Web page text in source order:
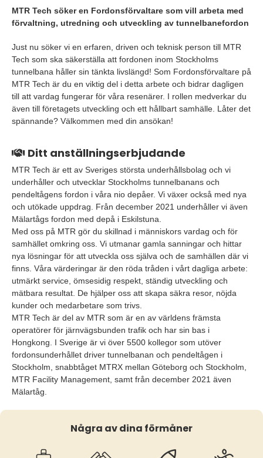
MTR Tech söker en Fordonsförvaltare som vill arbeta med
förvaltning, utredning och utveckling av tunnelbanefordon
Just nu söker vi en erfaren, driven och teknisk person till MTR
Tech som ska säkerställa att fordonen inom Stockholms
tunnelbana håller sin tänkta livslängd! Som Fordonsförvaltare på
MTR Tech är du en viktig del i detta arbete och bidrar dagligen
till att vardag fungerar för våra resenärer. I rollen medverkar du
även till företagets utveckling och ett hållbart samhälle. Låter det
spännande? Välkommen med din ansökan!
Ditt anställningserbjudande
MTR Tech är ett av Sveriges största underhållsbolag och vi
underhåller och utvecklar Stockholms tunnelbanans och
pendeltågens fordon i våra nio depåer. Vi växer också med nya
och utökade uppdrag. Från december 2021 underhåller vi även
Mälartågs fordon med depå i Eskilstuna.
Med oss på MTR gör du skillnad i människors vardag och för
samhället omkring oss. Vi utmanar gamla sanningar och hittar
nya lösningar för att utveckla oss själva och de samhällen där vi
finns. Våra värderingar är den röda tråden i vårt dagliga arbete:
utmärkt service, ömsesidig respekt, ständig utveckling och
mätbara resultat. De hjälper oss att skapa säkra resor, nöjda
kunder och medarbetare som trivs.
MTR Tech är del av MTR som är en av världens främsta
operatörer för järnvägsbunden trafik och har sin bas i
Hongkong. I Sverige är vi över 5500 kollegor som utöver
fordonsunderhållet driver tunnelbanan och pendeltågen i
Stockholm, snabbtåget MTRX mellan Göteborg och Stockholm,
MTR Facility Management, samt från december 2021 även
Mälartåg.
Några av dina förmåner